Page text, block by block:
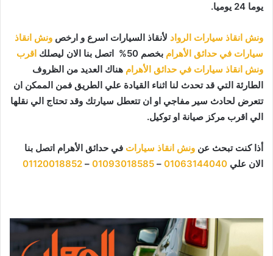
يوما 24 يوميا.
ونش انقاذ سيارات الرواد لأنقاذ السيارات اسرع و ارخص ونش انقاذ
سيارات في حدائق الأهرام بخصم 50% اتصل بنا الان ليصلك
اقرب
ونش انقاذ سيارات في حدائق الأهرام هناك العديد من الظروف
الطارئة التي قد تحدث لنا اثناء القيادة علي الطريق فمن الممكن ان
تتعرض لحادث سير مفاجي او ان تتعطل سيارتك وقد تحتاج الي نقلها
الي اقرب مركز صيانة او توكيل.
أذا كنت تبحث عن ونش انقاذ سيارات في حدائق الأهرام اتصل بنا
الان علي 01063144040
–
01093018585
–
01120018852